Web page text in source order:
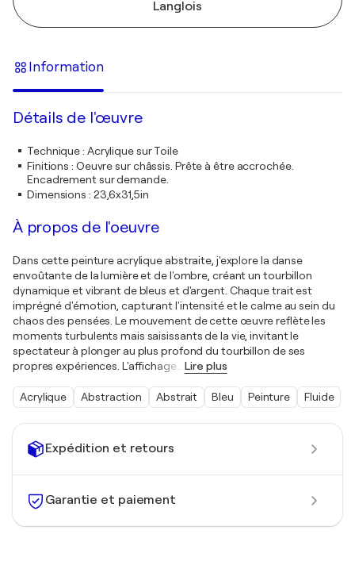
Expédition et retours
Garantie et paiement
Langlois
Information
Détails de l'œuvre
Technique: Acrylique sur Toile
Finitions : Oeuvre sur châssis. Prête à être accrochée.
Encadrement sur demande.
Dimensions : 23,6x31,5in
À propos de l'oeuvre
Dans cette peinture acrylique abstraite, j'explore la danse
envoûtante de la lumière et de l'ombre, créant un tourbillon
dynamique et vibrant de bleus et d'argent. Chaque trait est
imprégné d'émotion, capturant l'intensité et le calme au sein du
chaos des pensées. Le mouvement de cette œuvre reflète les
moments turbulents mais saisissants de la vie, invitant le
spectateur à plonger au plus profond du tourbillon de ses
propres expériences. L'affichage
Lire plus
Acrylique Abstraction Abstrait Bleu Peinture Fluide